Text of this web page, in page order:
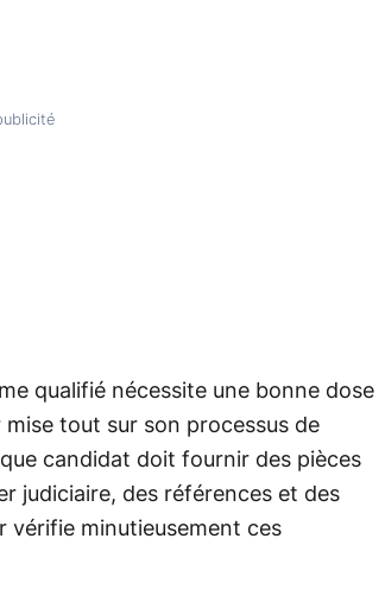
qualifié nécessite une bonne dose
tout sur son processus de
candidat doit fournir des pièces
judiciaire, des références et des
vérifie minutieusement ces